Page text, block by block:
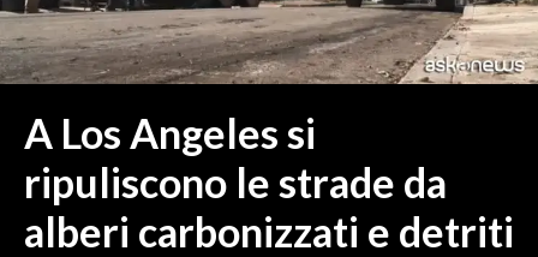
OGLIASTRA
AGENDA
ITALIA
MONDO
POLITICA
A Los Angeles si
ripuliscono le strade da
alberi carbonizzati e detriti